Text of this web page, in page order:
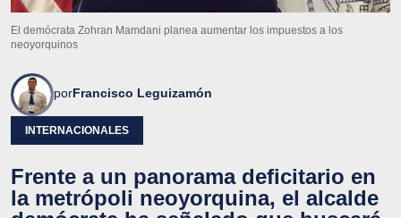
El demócrata Zohran Mamdani planea aumentar los impuestos a los
neoyorquinos
porFrancisco Leguizamón
INTERNACIONALES
Frente a un panorama deficitario en
la metrópoli neoyorquina, el alcalde